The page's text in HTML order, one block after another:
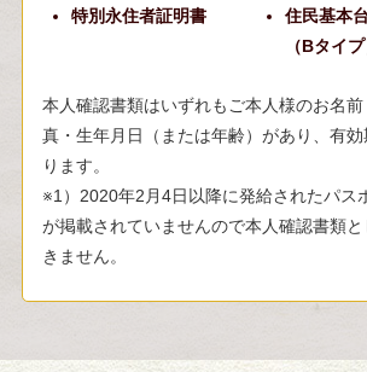
特別永住者証明書
住民基本
（Bタイプ
本人確認書類はいずれもご本人様のお名
真・生年月日（または年齢）があり、有
ります。
※1）2020年2月4日以降に発給されたパス
が掲載されていませんので本人確認書類
きません。